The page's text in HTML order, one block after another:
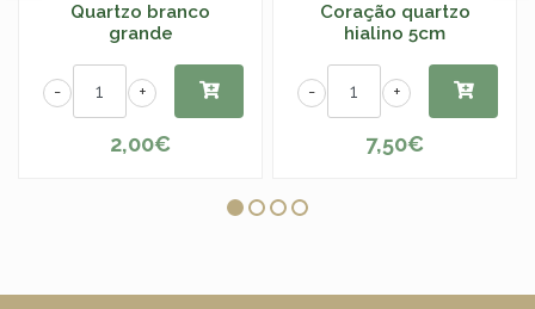
Quartzo branco
grande
+
-
2,00€
Coração quartzo
hialino 5cm
+
-
7,50€